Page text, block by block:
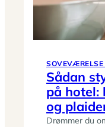
SOVEVÆRELSE
Sådan
på hotel:
og
Drømmer du